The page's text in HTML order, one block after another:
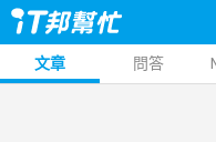
文章 問答